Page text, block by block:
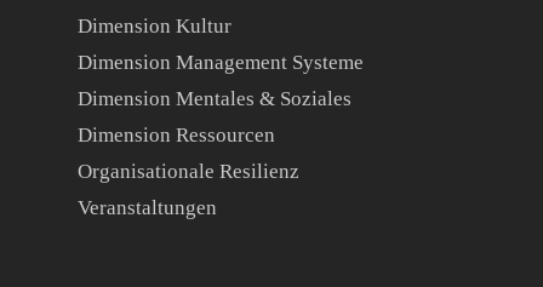
Dimension Kultur
Dimension Management Systeme
Dimension Mentales & Soziales
Dimension Ressourcen
Organisationale Resilienz
Veranstaltungen